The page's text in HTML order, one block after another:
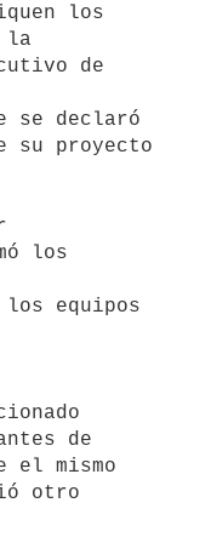
los
la
de
se declaró
su proyecto
los
los equipos
de
el mismo
otro